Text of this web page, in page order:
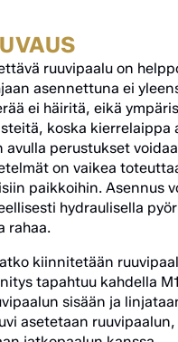
ruuvipaalu on
asennettuna ei
ei häiritä, eikä
koska kierrelaippa
avulla perustukset
on vaikea
paikkoihin. Asennus
hydraulisella
rahaa.
kiinnitetään
tapahtuu kahdella
sisään ja
asetetaan